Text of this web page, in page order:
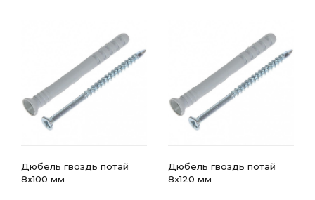
Дюбель гвоздь потай
8х100 мм
Дюбель гвоздь потай
8х120 мм